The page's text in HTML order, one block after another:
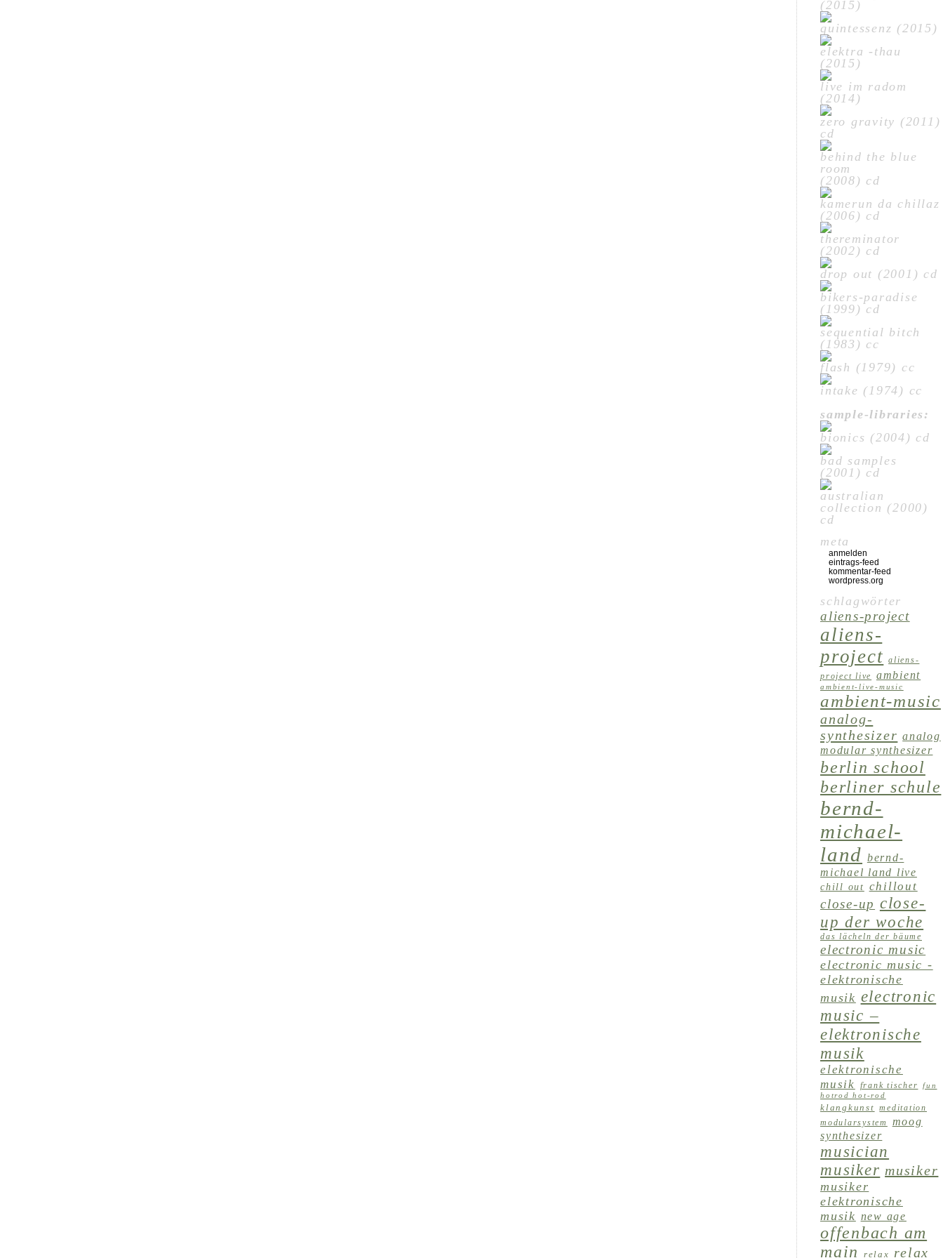
(2015)
quintessenz (2015)
elektra -thau
(2015)
live im radom
(2014)
zero gravity (2011)
cd
behind the blue
room
(2008) cd
kamerun da chillaz
(2006) cd
thereminator
(2002) cd
drop out (2001) cd
bikers-paradise
(1999) cd
sequential bitch
(1983) cc
flash (1979) cc
intake (1974) cc
sample-libraries:
bionics (2004) cd
bad samples
(2001) cd
australian
collection (2000)
cd
meta
anmelden
eintrags-feed
kommentar-feed
wordpress.org
schlagwörter
aliens-project
aliens-
project
aliens-
project live
ambient
ambient-live-music
ambient-music
analog-
synthesizer analog
modular synthesizer
berlin school
berliner schule
bernd-
michael-
land bernd-
michael land live
chill out chillout
close-up close-
up der woche
das lächeln der bäume
electronic music
electronic music -
elektronische
musik electronic
music –
elektronische
musik
elektronische
musik
frank tischer fun
hotrod hot-rod
klangkunst meditation
modularsystem
moog
synthesizer
musician
musiker musiker
musiker
elektronische
musik new age
offenbach am
main
relax relax